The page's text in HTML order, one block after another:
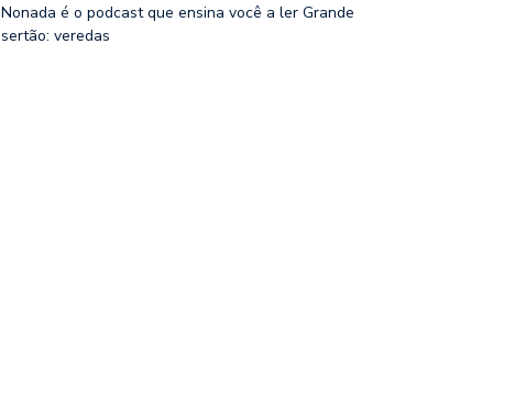
Nonada é o podcast que ensina você a ler Grande
sertão: veredas